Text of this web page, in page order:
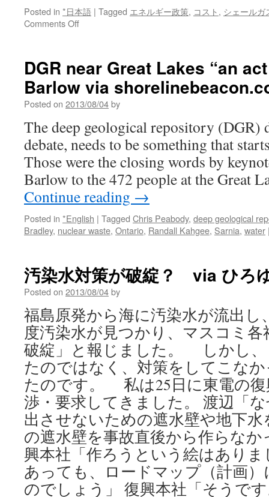
Posted in *日本語 | Tagged エネルギー政策, コスト, シェールガ
Comments Offon
一
転、
速
広
が
見
せ
原
発
不
要
全
面
で
も
コ
ス
ト
で
も
全
く
割
に
合
わ
な
い
via
JBPress
DGR near Great Lakes “an
Barlow via
Posted on 2013/08/04by
The deep geological repository (DGR)
debate, needs to be something that
Those were the closing words by
Barlow to the 472 people at the Great
Continue reading →
Posted in *English | Tagged Chris Peabody, deep geological
Bradley, nuclear waste, Ontario, Randall Kahgee, Sarnia, water
汚染水対策が破綻？ via ひろ
Posted on 2013/08/04by
福島原発から海に汚染水が流出
度汚染水が見つかり、マスコミ
破綻」と報じました。 しかし、
たのではなく、対策をしてこな
たのです。 私は25日に東電の復
渉・要求してきました。 渡辺「
出させないための遮水壁や地下
の遮水壁を事故直後から作らな
興本社「作ろうという絵はあり
あっても、ロードマップ（計画
のでしょう」 復興本社「そうで